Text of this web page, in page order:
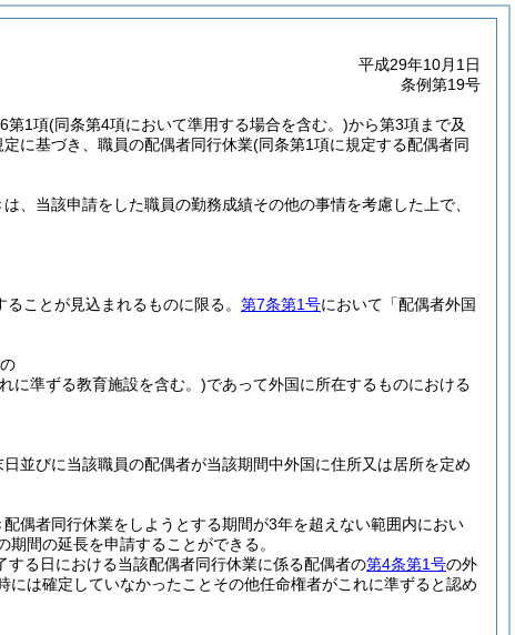
平成29年10月1日
条例第19号
第1項(同条第4項において準用する場合を含む。)から第3項まで及
に基づき、職員の配偶者同行休業(同条第1項に規定する配偶者同
、当該申請をした職員の勤務成績その他の事情を考慮した上で、
ことが見込まれるものに限る。 第7条第1号において「配偶者外国
に準ずる教育施設を含む。)であって外国に所在するものにおける
並びに当該職員の配偶者が当該期間中外国に住所又は居所を定め
偶者同行休業をしようとする期間が3年を超えない範囲内におい
間の延長を申請することができる。
る日における当該配偶者同行休業に係る配偶者の第4条第1号の外
は確定していなかったことその他任命権者がこれに準ずると認め